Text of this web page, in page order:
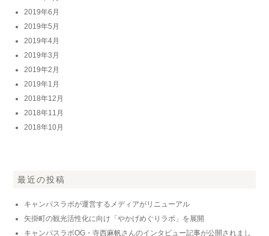
2019年6月
2019年5月
2019年4月
2019年3月
2019年2月
2019年1月
2018年12月
2018年11月
2018年10月
最近の投稿
キャンパスラボが運営するメディアがリニューアル
矢掛町の観光活性化に向け「やかげめぐりラボ」を展開
キャンパスラボOG・寺西麻帆さんのインタビュー記事が公開されまし